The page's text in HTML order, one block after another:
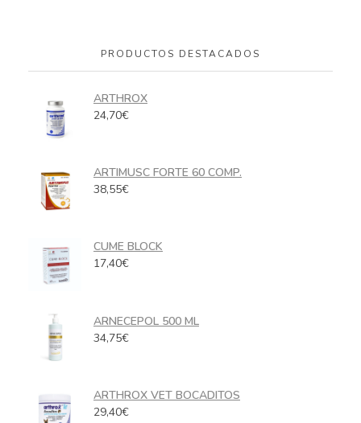
PRODUCTOS DESTACADOS
ARTHROX
24,70€
ARTIMUSC FORTE 60 COMP.
38,55€
CUME BLOCK
17,40€
ARNECEPOL 500 ML
34,75€
ARTHROX VET BOCADITOS
29,40€